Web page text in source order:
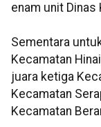
enam unit Dinas
Sementara
Kecamatan
juara ketiga
Kecamatan
Kecamatan